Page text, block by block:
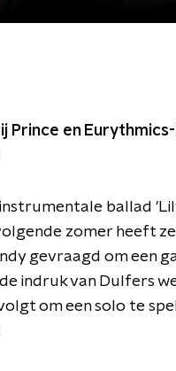
Prince en
ballad
zomer heeft
gevraagd om een
indruk van Dulfers
om een solo te